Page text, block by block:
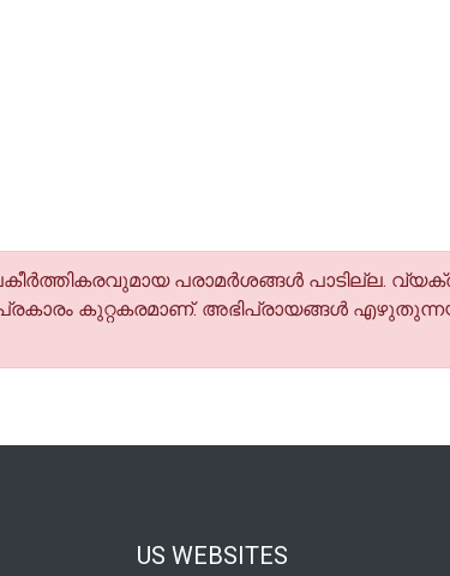
പരാമര്‍ശങ്ങള്‍ പാടില്ല.
കുറ്റകരമാണ്. അഭിപ്രായങ്ങള്‍
US WEBSITES